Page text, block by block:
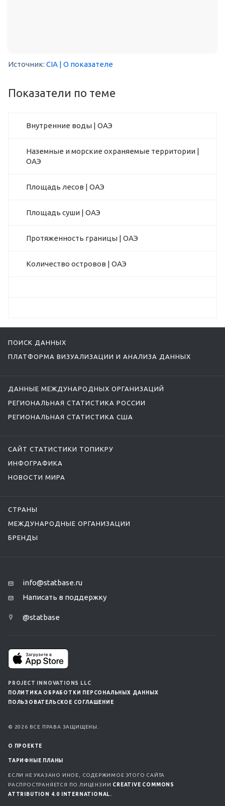
Источник: CIA | О показателе
Показатели по теме
Внутренние воды | ОАЭ
Наземные и морские охраняемые территории |
ОАЭ
Площадь лесов | ОАЭ
Площадь суши | ОАЭ
Протяженность границы | ОАЭ
Количество островов | ОАЭ
ПОИСК ДАННЫХ
ПЛАТФОРМА ВИЗУАЛИЗАЦИИ И АНАЛИЗА ДАННЫХ
ДАННЫЕ МЕЖДУНАРОДНЫХ ОРГАНИЗАЦИЙ
РЕГИОНАЛЬНАЯ СТАТИСТИКА РОССИИ
РЕГИОНАЛЬНАЯ СТАТИСТИКА США
САЙТ СТАТИСТИКИ ТОПИКРУ
ИНФОГРАФИКА
НОВОСТИ МИРА
СТРАНЫ
МЕЖДУНАРОДНЫЕ ОРГАНИЗАЦИИ
БРЕНДЫ
info@statbase.ru
Написать в поддержку
@statbase
PROJECT INNOVATIONS LLC
ПОЛИТИКА ОБРАБОТКИ ПЕРСОНАЛЬНЫХ ДАННЫХ
ПОЛЬЗОВАТЕЛЬСКОЕ СОГЛАШЕНИЕ
© 2026 ВСЕ ПРАВА ЗАЩИЩЕНЫ.
О ПРОЕКТЕ
ТАРИФНЫЕ ПЛАНЫ
ЕСЛИ НЕ УКАЗАНО ИНОЕ, СОДЕРЖИМОЕ ЭТОГО САЙТА
РАСПРОСТРАНЯЕТСЯ ПО ЛИЦЕНЗИИ CREATIVE COMMONS
ATTRIBUTION 4.0 INTERNATIONAL.